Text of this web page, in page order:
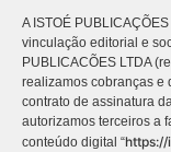
A ISTOÉ
vinculação editorial e
PUBLICACÕES LTDA
realizamos cobranças e
contrato de assinatura
autorizamos terceiros a
conteúdo digital “